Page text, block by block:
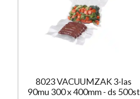
8023 VACUUMZAK 3-las
90mu 300 x 400mm - ds 500st